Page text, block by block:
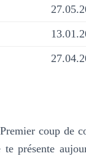
coup de
présente